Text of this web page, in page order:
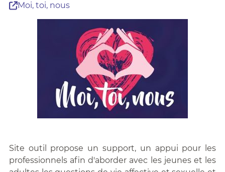
Moi, toi, nous
Site outil propose un support, un appui pour les
professionnels afin d'aborder avec les jeunes et les